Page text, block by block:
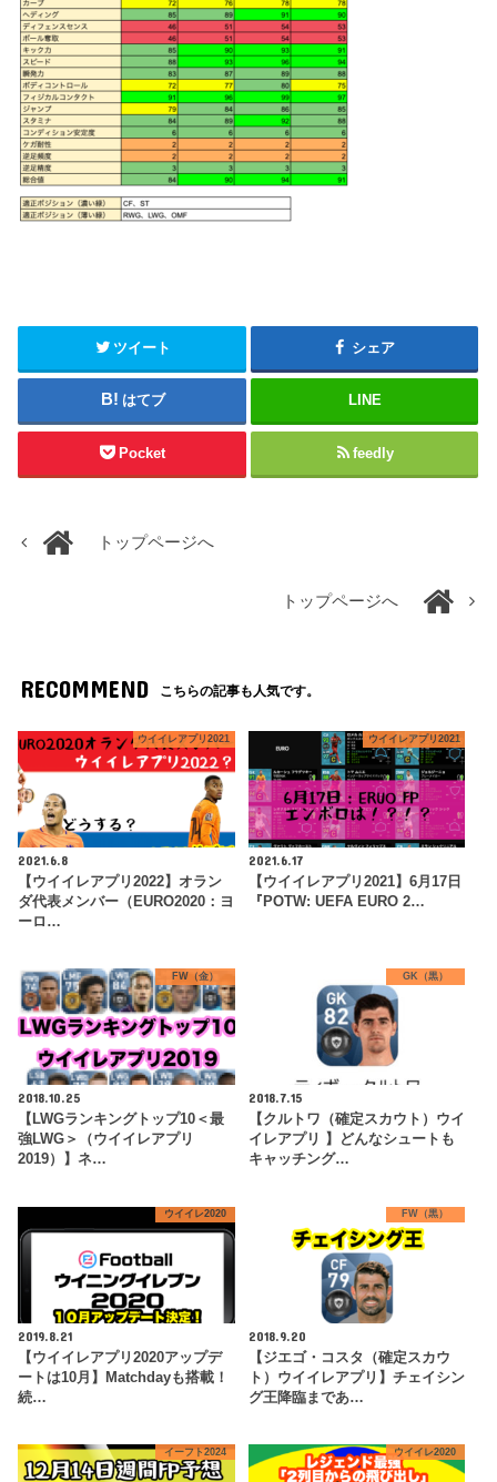
ツイート シェア
はてブ LINE
Pocket feedly
トップページへ
トップページへ
RECOMMEND こちらの記事も人気です。
ウイイレアプリ2021
2021.6.8
【ウイイレアプリ2022】オラン
ダ代表メンバー（EURO2020：ヨ
ーロ…
ウイイレアプリ2021
2021.6.17
【ウイイレアプリ2021】6月17日
『POTW: UEFA EURO 2…
FW（金）
2018.10.25
【LWGランキングトップ10＜最
強LWG＞（ウイイレアプリ
2019）】ネ…
GK（黒）
2018.7.15
【クルトワ（確定スカウト）ウイ
イレアプリ 】どんなシュートも
キャッチング…
ウイイレ2020
2019.8.21
【ウイイレアプリ2020アップデ
ートは10月】Matchdayも搭載！
続…
FW（黒）
2018.9.20
【ジエゴ・コスタ（確定スカウ
ト）ウイイレアプリ】チェイシン
グ王降臨まであ…
イーフト2024 ウイイレ2020